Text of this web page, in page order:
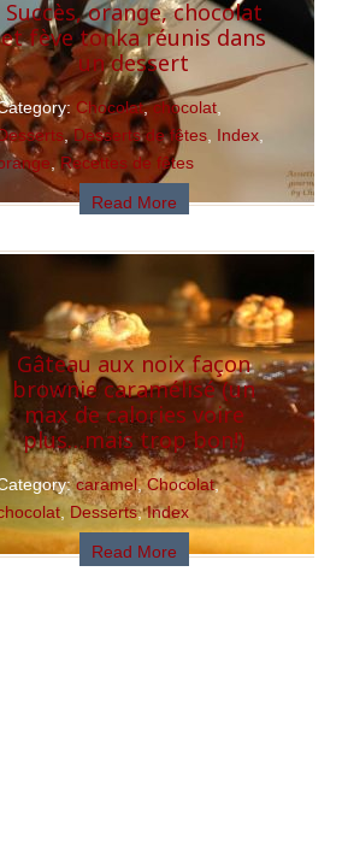
Succès, orange, chocolat
et fève tonka réunis dans
un dessert
Chocolat,chocolat
,Desserts de fêtes Index
,Recettes de fêtes
Read More
Gâteau aux noix façon
brownie caramélisé (un
max de calories voire
plus…mais trop bon!)
caramel,Chocolat,
,Desserts,Index
Read More